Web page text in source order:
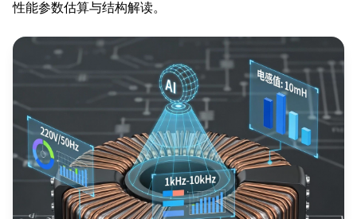
性能参数估算与结构解读。